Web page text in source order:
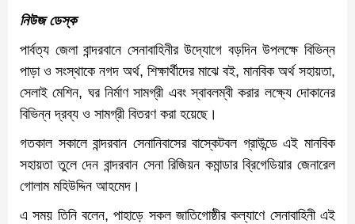
নিউজ ডেস্ক
পার্বত্য জেলা বান্দরবানে সেনাবাহিনীর উদ্যোগে বড়দিন উপলক্ষে বিভিন্ন
পাড়া ও সংস্থাকে নগদ অর্থ, শিক্ষার্থীদের মাঝে বই, মানবিক অর্থ সহায়তা,
সেলাই মেশিন, ঘর নির্মাণ সামগ্রী এবং স্বাবলম্বী করার লক্ষ্যে দোকানের
বিভিন্ন দ্রব্য ও সামগ্রী বিতরণ করা হয়েছে।
গতকাল সকালে বান্দরবান সেনানিবাসের বাস্কেটবল গ্রাউন্ডে এই মানবিক
সহায়তা তুলে দেন বান্দরবান সেনা রিজিয়ন কমান্ডার ব্রিগেডিয়ার জেনারেল
গোলাম মহিউদ্দিন আহমেদ।
এ সময় তিনি বলেন, পাহাড়ে সকল জাতিগোষ্ঠীর কল্যাণে সেনাবাহিনী এই